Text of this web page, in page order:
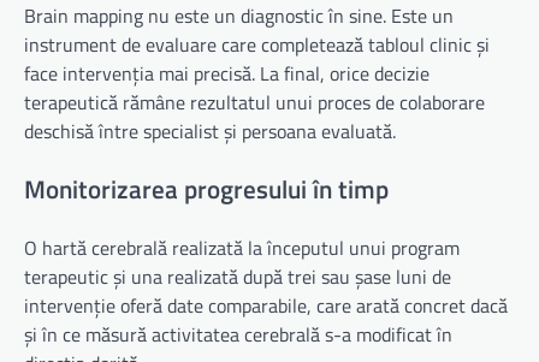
Brain mapping nu este un diagnostic în sine. Este un
instrument de evaluare care completează tabloul clinic și
face intervenția mai precisă. La final, orice decizie
terapeutică rămâne rezultatul unui proces de colaborare
deschisă între specialist și persoana evaluată.
Monitorizarea progresului în timp
O hartă cerebrală realizată la începutul unui program
terapeutic și una realizată după trei sau șase luni de
intervenție oferă date comparabile, care arată concret dacă
și în ce măsură activitatea cerebrală s-a modificat în